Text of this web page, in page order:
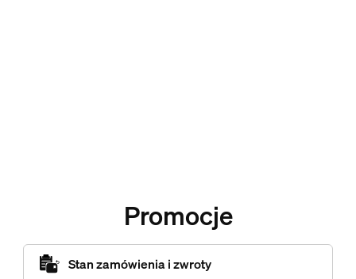
Promocje
Stan zamówienia i zwroty